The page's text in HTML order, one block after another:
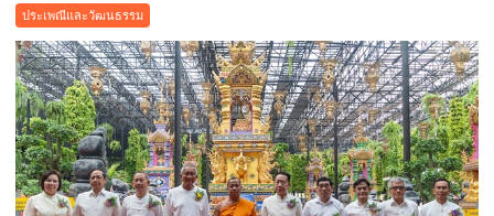
พระพุทธ
มนต์
นวัค
คหา
ยุ
สม
ธัมม์
ประเพณีและวัฒนธรรม